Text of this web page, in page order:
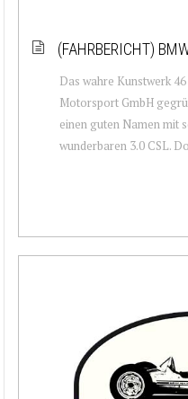
(FAHRBERICHT)
Das wahre Kunstwerk
Motorsport GmbH
einen guten Namen mit
wunderbaren 3.0 CSL.